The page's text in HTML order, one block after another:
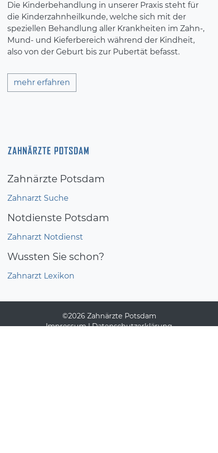
Die Kinderbehandlung in unserer Praxis steht für
die Kinderzahnheilkunde, welche sich mit der
speziellen Behandlung aller Krankheiten im Zahn-,
Mund- und Kieferbereich während der Kindheit,
also von der Geburt bis zur Pubertät befasst.
mehr erfahren
Zahnärzte Potsdam
Zahnarzt Suche
Notdienste Potsdam
Zahnarzt Notdienst
Wussten Sie schon?
Zahnarzt Lexikon
©2026 Zahnärzte Potsdam
Impressum|Datenschutzerklärung